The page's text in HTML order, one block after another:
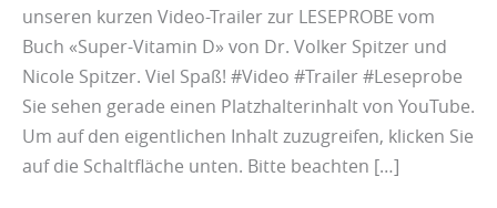
unseren kurzen Video-Trailer zur LESEPROBE vom
Buch «Super-Vitamin D» von Dr. Volker Spitzer und
Nicole Spitzer. Viel Spaß! #Video #Trailer #Leseprobe
Sie sehen gerade einen Platzhalterinhalt von YouTube.
Um auf den eigentlichen Inhalt zuzugreifen, klicken Sie
auf die Schaltfläche unten. Bitte beachten […]